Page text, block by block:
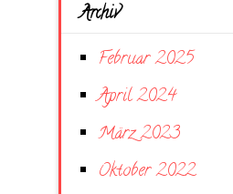
Archiv
Februar 2025
April 2024
März 2023
Oktober 2022